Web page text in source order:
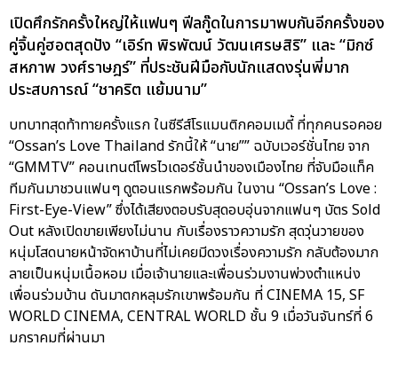
เปิดศึกรักครั้งใหญ่ให้แฟนๆ ฟีลกู๊ดในการมาพบกันอีกครั้งของ
คู่จิ้นคู่ฮอตสุดปัง “เอิร์ท พิรพัฒน์ วัฒนเศรษสิริ” และ “มิกซ์
สหภาพ วงศ์ราษฎร์” ที่ประชันฝีมือกับนักแสดงรุ่นพี่มาก
ประสบการณ์ “ชาคริต แย้มนาม”
บทบาทสุดท้าทายครั้งแรก ในซีรีส์โรแมนติกคอมเมดี้ ที่ทุกคนรอคอย
“Ossan’s Love Thailand รักนี้ให้ “นาย”” ฉบับเวอร์ชั่นไทย จาก
“GMMTV” คอนเทนต์โพรไวเดอร์ชั้นนำของเมืองไทย ที่จับมือแท็ค
ทีมกันมาชวนแฟนๆ ดูตอนแรกพร้อมกัน ในงาน “Ossan’s Love :
First-Eye-View” ซึ่งได้เสียงตอบรับสุดอบอุ่นจากแฟนๆ บัตร Sold
Out หลังเปิดขายเพียงไม่นาน กับเรื่องราวความรัก สุดวุ่นวายของ
หนุ่มโสดนายหน้าจัดหาบ้านที่ไม่เคยมีดวงเรื่องความรัก กลับต้องมาก
ลายเป็นหนุ่มเนื้อหอม เมื่อเจ้านายและเพื่อนร่วมงานพ่วงตำแหน่ง
เพื่อนร่วมบ้าน ดันมาตกหลุมรักเขาพร้อมกัน ที่ CINEMA 15, SF
WORLD CINEMA, CENTRAL WORLD ชั้น 9 เมื่อวันจันทร์ที่ 6
มกราคมที่ผ่านมา